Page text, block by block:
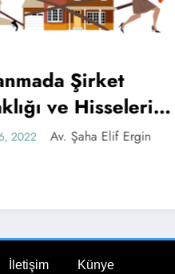
Şirket
ve Hisselerin
Av. Şaha Elif Ergin
İletişim Künye